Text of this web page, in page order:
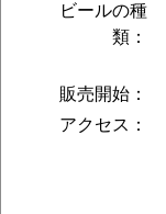
ビールの種
類：
販売開始：
アクセス：